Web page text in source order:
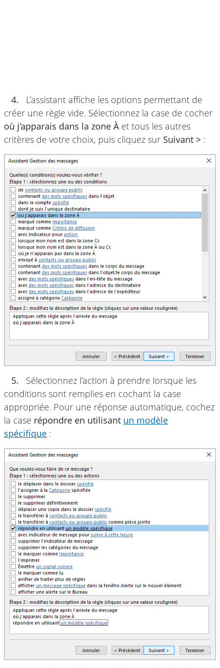
4.
L’assistant affiche les options permettant de
créer une règle vide. Sélectionnez la case de cocher
où j’apparais dans la zone Àet tous les autres
critères de votre choix, puis cliquez sur Suivant > :
5.
Sélectionnez l’action à prendre lorsque les
conditions sont remplies en cochant la case
appropriée. Pour une réponse automatique, cochez
la case répondre en utilisant un modèle
spécifique :